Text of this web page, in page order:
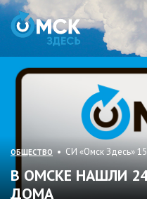
ОБЩЕСТВО • СИ «Омск Здесь»
В ОМСКЕ НАШЛИ
ДОМА